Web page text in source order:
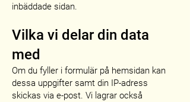
inbäddade sidan.
Vilka vi delar din data
med
Om du fyller i formulär på hemsidan kan
dessa uppgifter samt din IP-adress
skickas via e-post. Vi lagrar också